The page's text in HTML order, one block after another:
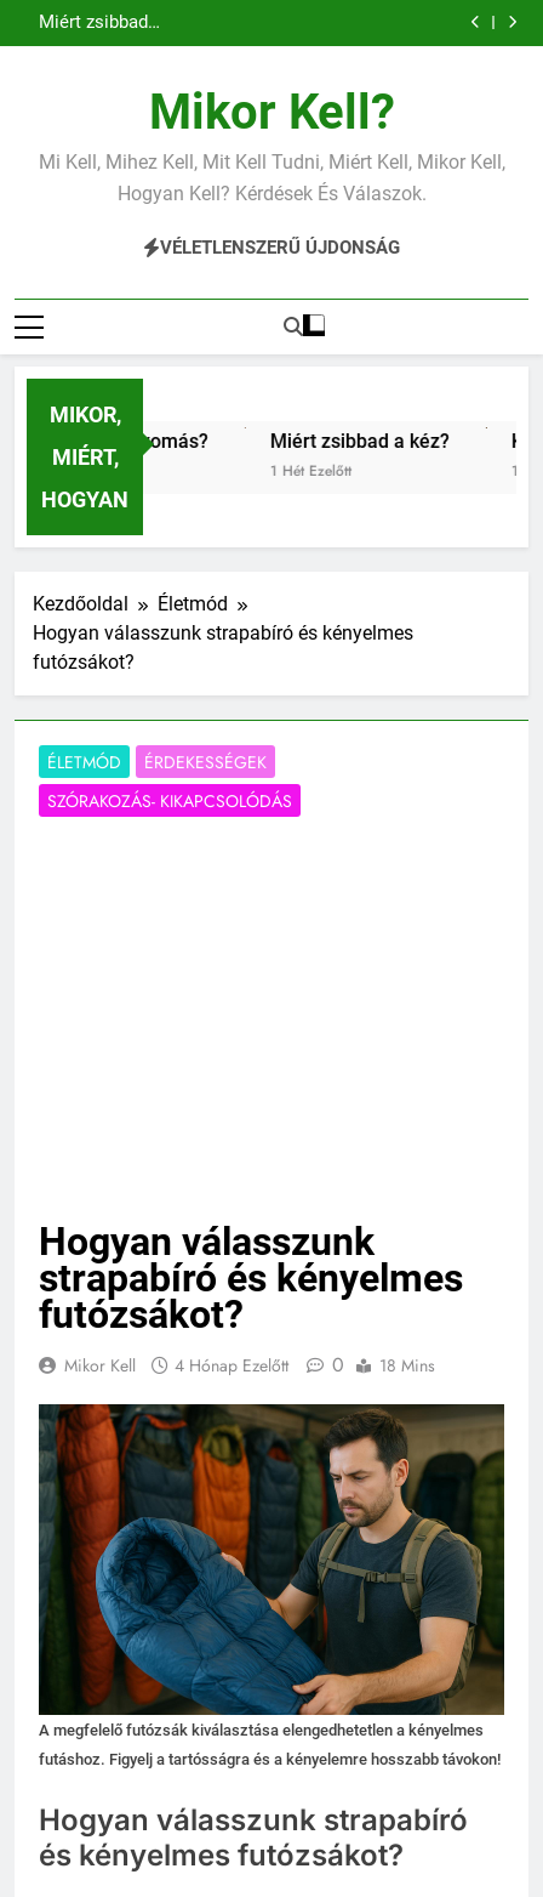
Ugrás
a
Miért fáj a váll?
Miért zsibbad a kéz?
Mit jelent az alacsony vas?
Miért fáj a váll?
Mit jelent az alacsony vérnyomás?
Miért zsibbad a kéz?
Mikor Kell?
Mi Kell, Mihez Kell, Mit Kell Tudni, Miért Kell, Mikor Kell,
Hogyan Kell? Kérdések És Válaszok.
VÉLETLENSZERŰ ÚJDONSÁG
MIKOR,
MIÉRT,
HOGYAN
vérnyomás? Miért zsibbad a kéz? Kipróbáltuk
Kezdőoldal
Életmód
Hogyan válasszunk strapabíró és kényelmes
futózsákot?
ÉLETMÓD
ÉRDEKESSÉGEK
SZÓRAKOZÁS- KIKAPCSOLÓDÁS
Hogyan válasszunk
strapabíró és kényelmes
futózsákot?
Mikor Kell 4 Hónap Ezelőtt 0 18 Mins
A megfelelő futózsák kiválasztása elengedhetetlen a kényelmes
futáshoz. Figyelj a tartósságra és a kényelemre hosszabb távokon!
Hogyan válasszunk strapabíró
és kényelmes futózsákot?